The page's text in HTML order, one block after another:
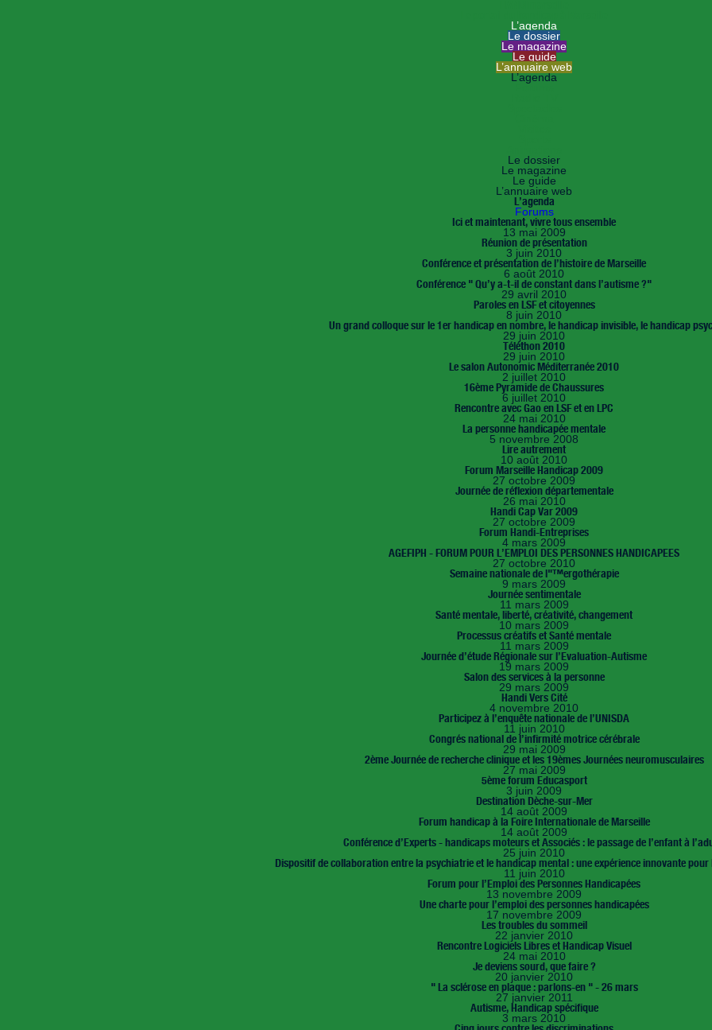
L’agenda
Le dossier
Le magazine
Le guide
L’annuaire web
L’agenda
Le dossier
Le magazine
Le guide
L’annuaire web
L’agenda
Forums
Ici et maintenant, vivre tous ensemble
13 mai 2009
Réunion de présentation
3 juin 2010
Conférence et présentation de l’histoire de Marseille
6 août 2010
Conférence " Qu’y a-t-il de constant dans l’autisme ?"
29 avril 2010
Paroles en LSF et citoyennes
8 juin 2010
Un grand colloque sur le 1er handicap en nombre, le handicap invisible, le handicap
29 juin 2010
Téléthon 2010
29 juin 2010
Le salon Autonomic Méditerranée 2010
2 juillet 2010
16ème Pyramide de Chaussures
6 juillet 2010
Rencontre avec Gao en LSF et en LPC
24 mai 2010
La personne handicapée mentale
5 novembre 2008
Lire autrement
10 août 2010
Forum Marseille Handicap 2009
27 octobre 2009
Journée de réflexion départementale
26 mai 2010
Handi Cap Var 2009
27 octobre 2009
Forum Handi-Entreprises
4 mars 2009
AGEFIPH - FORUM POUR L’EMPLOI DES PERSONNES HANDICAPEES
27 octobre 2010
Semaine nationale de l"™ergothérapie
9 mars 2009
Journée sentimentale
11 mars 2009
Santé mentale, liberté, créativité, changement
10 mars 2009
Processus créatifs et Santé mentale
11 mars 2009
Journée d’étude Régionale sur l’Evaluation-Autisme
19 mars 2009
Salon des services à la personne
29 mars 2009
Handi Vers Cité
4 novembre 2010
Participez à l’enquête nationale de l’UNISDA
11 juin 2010
Congrés national de l’infirmité motrice cérébrale
29 mai 2009
2ème Journée de recherche clinique et les 19èmes Journées neuromusculaires
27 mai 2009
5ème forum Educasport
3 juin 2009
Destination Dèche-sur-Mer
14 août 2009
Forum handicap à la Foire Internationale de Marseille
14 août 2009
Conférence d’Experts - handicaps moteurs et Associés : le passage de l’enfant à
25 juin 2010
Dispositif de collaboration entre la psychiatrie et le handicap mental : une expérience innovante pour
11 juin 2010
Forum pour l’Emploi des Personnes Handicapées
13 novembre 2009
Une charte pour l’emploi des personnes handicapées
17 novembre 2009
Les troubles du sommeil
22 janvier 2010
Rencontre Logiciels Libres et Handicap Visuel
24 mai 2010
Je deviens sourd, que faire ?
20 janvier 2010
" La sclérose en plaque : parlons-en " - 26 mars
27 janvier 2011
Autisme, Handicap spécifique
3 mars 2010